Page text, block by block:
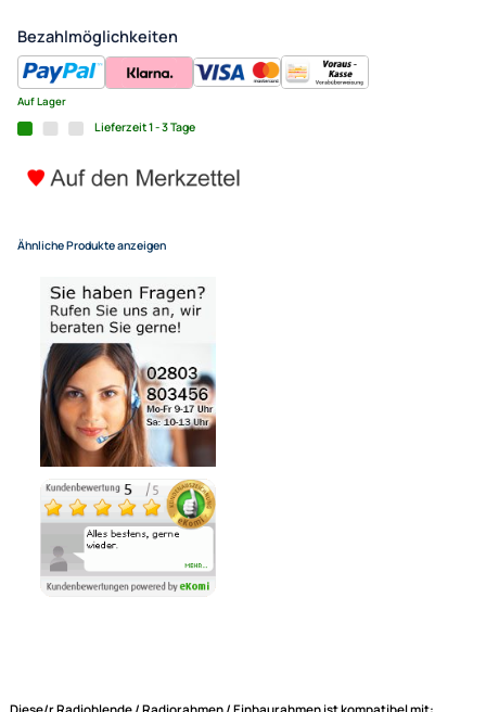
UVP 22,98 € *
18,35 €
+ EUR 4,55 Versandkosten
für eine normale Postadresse in Deutschland
- +
Bezahlmöglichkeiten
Auf Lager
Lieferzeit 1 - 3 Tage
Ähnliche Produkte anzeigen